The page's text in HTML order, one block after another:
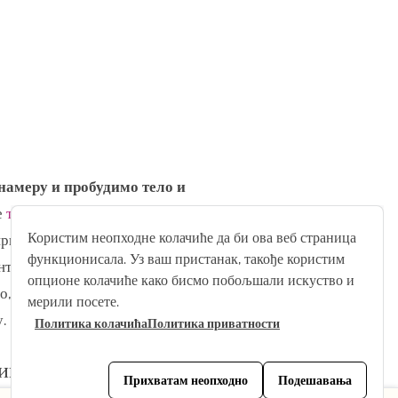
и пробудимо тело и
тему месеца
медитативна
здравље, па часови
одлучно и с разумевањем”.
умом, спремни за
Користим неопходне колачиће да би ова веб страница
функционисала. Уз ваш пристанак, такође користим
опционе колачиће како бисмо побољшали искуство и
мерили посете.
Политика колачићаПолитика приватности
Прихватам неопходно Подешавања